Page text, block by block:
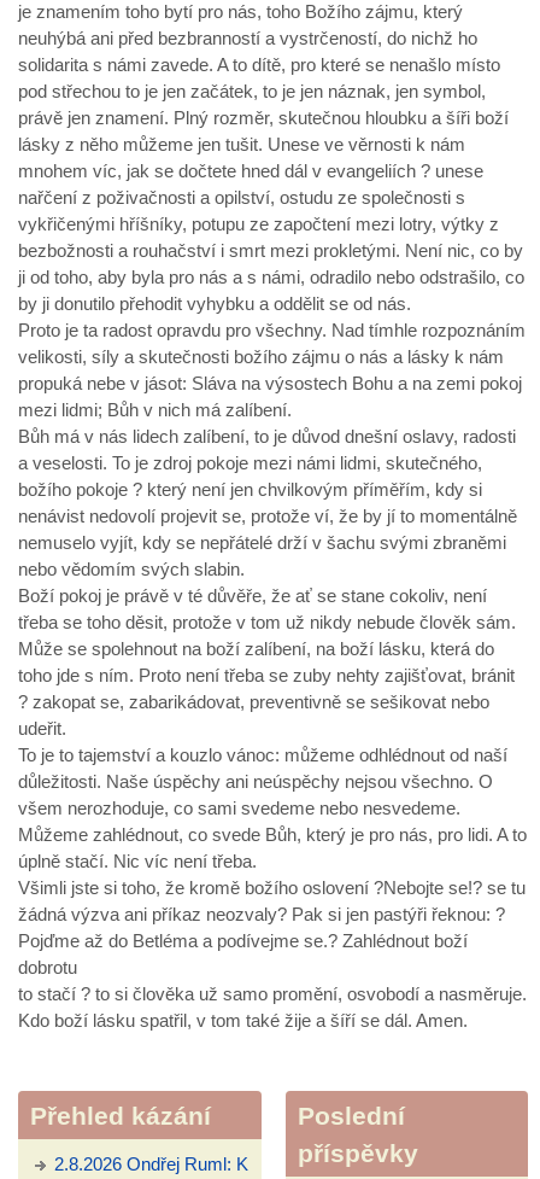
je znamením toho bytí pro nás, toho Božího zájmu, který
neuhýbá ani před bezbranností a vystrčeností, do nichž ho
solidarita s námi zavede. A to dítě, pro které se nenašlo místo
pod střechou to je jen začátek, to je jen náznak, jen symbol,
právě jen znamení. Plný rozměr, skutečnou hloubku a šíři boží
lásky z něho můžeme jen tušit. Unese ve věrnosti k nám
mnohem víc, jak se dočtete hned dál v evangeliích ? unese
nařčení z poživačnosti a opilství, ostudu ze společnosti s
vykřičenými hříšníky, potupu ze započtení mezi lotry, výtky z
bezbožnosti a rouhačství i smrt mezi prokletými. Není nic, co by
ji od toho, aby byla pro nás a s námi, odradilo nebo odstrašilo, co
by ji donutilo přehodit vyhybku a oddělit se od nás.
Proto je ta radost opravdu pro všechny. Nad tímhle rozpoznáním
velikosti, síly a skutečnosti božího zájmu o nás a lásky k nám
propuká nebe v jásot: Sláva na výsostech Bohu a na zemi pokoj
mezi lidmi; Bůh v nich má zalíbení.
Bůh má v nás lidech zalíbení, to je důvod dnešní oslavy, radosti
a veselosti. To je zdroj pokoje mezi námi lidmi, skutečného,
božího pokoje ? který není jen chvilkovým příměřím, kdy si
nenávist nedovolí projevit se, protože ví, že by jí to momentálně
nemuselo vyjít, kdy se nepřátelé drží v šachu svými zbraněmi
nebo vědomím svých slabin.
Boží pokoj je právě v té důvěře, že ať se stane cokoliv, není
třeba se toho děsit, protože v tom už nikdy nebude člověk sám.
Může se spolehnout na boží zalíbení, na boží lásku, která do
toho jde s ním. Proto není třeba se zuby nehty zajišťovat, bránit
? zakopat se, zabarikádovat, preventivně se sešikovat nebo
udeřit.
To je to tajemství a kouzlo vánoc: můžeme odhlédnout od naší
důležitosti. Naše úspěchy ani neúspěchy nejsou všechno. O
všem nerozhoduje, co sami svedeme nebo nesvedeme.
Můžeme zahlédnout, co svede Bůh, který je pro nás, pro lidi. A to
úplně stačí. Nic víc není třeba.
Všimli jste si toho, že kromě božího oslovení ?Nebojte se!? se tu
žádná výzva ani příkaz neozvaly? Pak si jen pastýři řeknou: ?
Pojďme až do Betléma a podívejme se.? Zahlédnout boží
dobrotu
to stačí ? to si člověka už samo promění, osvobodí a nasměruje.
Kdo boží lásku spatřil, v tom také žije a šíří se dál. Amen.
Přehled kázání
2.8.2026 Ondřej Ruml: K
Poslední
příspěvky